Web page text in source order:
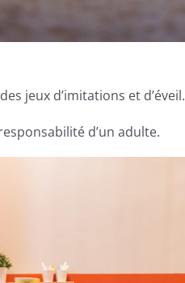
jeux d’imitations et d’éveil.
d’un adulte.